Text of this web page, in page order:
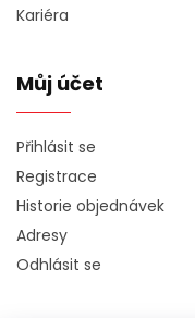
Kariéra
Můj účet
Přihlásit se
Registrace
Historie objednávek
Adresy
Odhlásit se